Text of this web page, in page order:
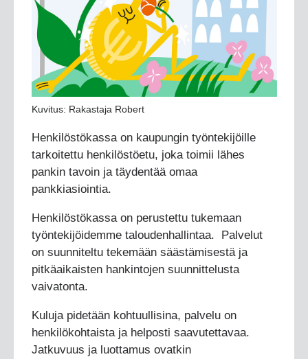
Kuvitus: Rakastaja Robert
Henkilöstökassa on kaupungin työntekijöille
tarkoitettu henkilöstöetu, joka toimii lähes
pankin tavoin ja täydentää omaa
pankkiasiointia.
Henkilöstökassa on perustettu tukemaan
työntekijöidemme taloudenhallintaa. Palvelut
on suunniteltu tekemään säästämisestä ja
pitkäaikaisten hankintojen suunnittelusta
vaivatonta.
Kuluja pidetään kohtuullisina, palvelu on
henkilökohtaista ja helposti saavutettavaa.
Jatkuvuus ja luottamus ovatkin